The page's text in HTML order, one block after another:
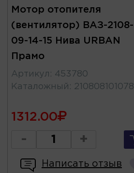
Мотор отопителя
(вентилятор) ВАЗ-2108-
09-14-15 Нива URBAN
Прамо
Артикул : 453780
Каталожный : 210808101078
1312.00
- +
Написать отзыв